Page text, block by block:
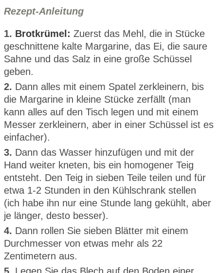
Rezept-Anleitung
1. Brotkrümel: Zuerst das Mehl, die in Stücke
geschnittene kalte Margarine, das Ei, die saure
Sahne und das Salz in eine große Schüssel
geben.
2. Dann alles mit einem Spatel zerkleinern, bis
die Margarine in kleine Stücke zerfällt (man
kann alles auf den Tisch legen und mit einem
Messer zerkleinern, aber in einer Schüssel ist es
einfacher).
3. Dann das Wasser hinzufügen und mit der
Hand weiter kneten, bis ein homogener Teig
entsteht. Den Teig in sieben Teile teilen und für
etwa 1-2 Stunden in den Kühlschrank stellen
(ich habe ihn nur eine Stunde lang gekühlt, aber
je länger, desto besser).
4. Dann rollen Sie sieben Blätter mit einem
Durchmesser von etwas mehr als 22
Zentimetern aus.